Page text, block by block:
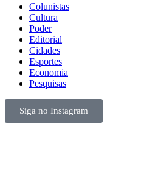
Colunistas
Cultura
Poder
Editorial
Cidades
Esportes
Economia
Pesquisas
Siga no Instagram